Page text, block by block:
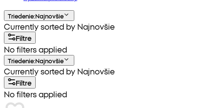
Triedenie:Najnovšie
Currently sorted by Najnovšie
Filtre
No filters applied
Triedenie:Najnovšie
Currently sorted by Najnovšie
Filtre
No filters applied